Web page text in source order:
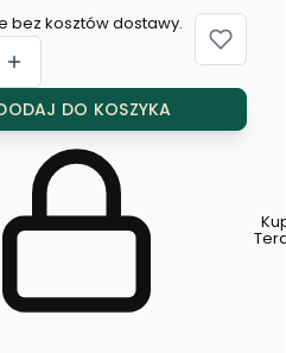
bez kosztów dostawy.
DO KOSZYKA
Szybki
produktu
Naszyjnik